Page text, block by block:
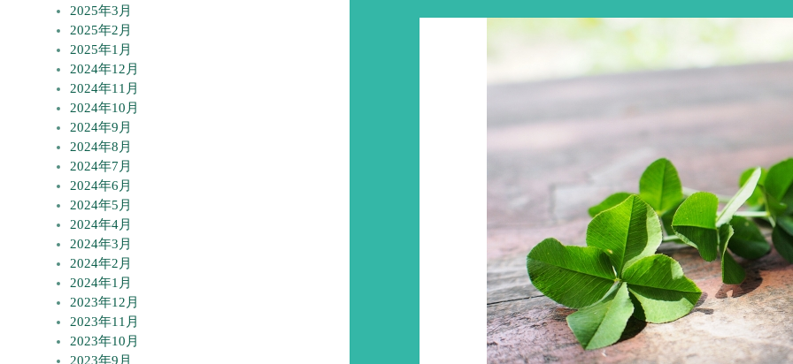
2025年3月
2025年2月
2025年1月
2024年12月
2024年11月
2024年10月
2024年9月
2024年8月
2024年7月
2024年6月
2024年5月
2024年4月
2024年3月
2024年2月
2024年1月
2023年12月
2023年11月
2023年10月
2023年9月